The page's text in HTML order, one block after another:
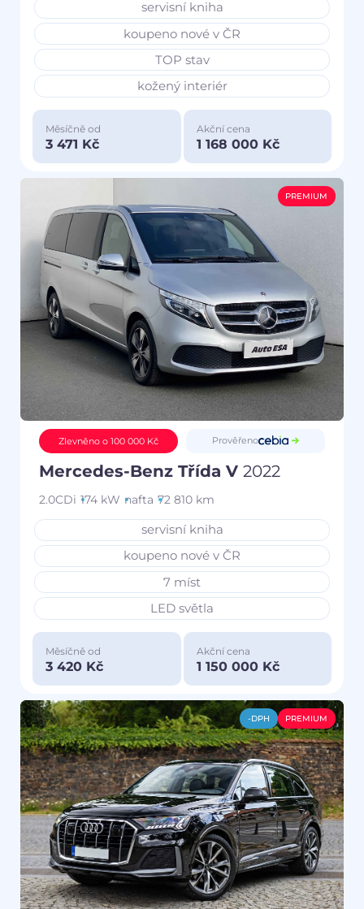
servisní kniha
koupeno nové v ČR
TOP stav
kožený interiér
Měsíčně od
3 471 Kč
Akční cena
1 168 000 Kč
PREMIUM
Zlevněno o 100 000 Kč Prověřeno
Mercedes-Benz Třída V 2022
2.0CDi 174 kW nafta 72 810 km
servisní kniha
koupeno nové v ČR
7 míst
LED světla
Měsíčně od
3 420 Kč
Akční cena
1 150 000 Kč
-DPH PREMIUM